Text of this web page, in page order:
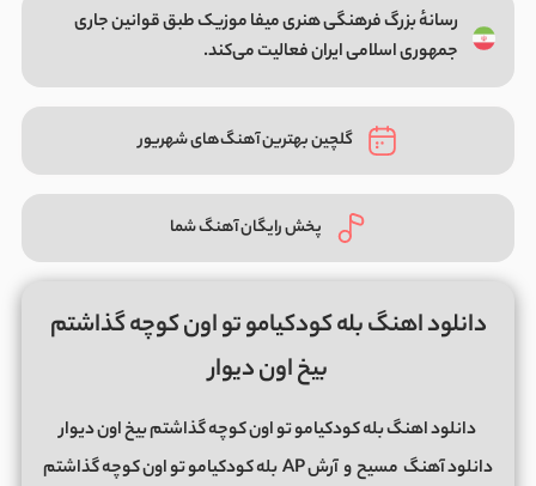
رسانهٔ بزرگ فرهنگی هنری میفا موزیک طبق قوانین جاری
جمهوری اسلامی ایران فعالیت می‌کند.
گلچین بهترین آهنگ‌های شهریور
پخش رایگان آهنگ شما
دانلود اهنگ بله کودکیامو تو اون کوچه گذاشتم
بیخ اون دیوار
دانلود اهنگ بله کودکیامو تو اون کوچه گذاشتم بیخ اون دیوار
دانلود آهنگ مسیحوآرش AP
بله کودکیامو تو اون کوچه گذاشتم